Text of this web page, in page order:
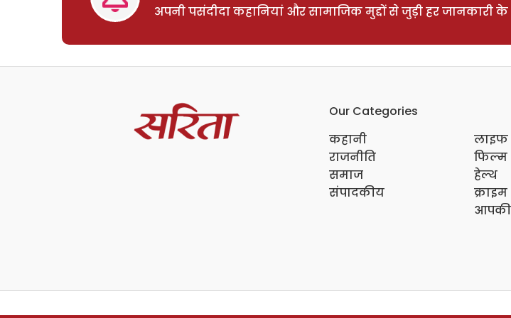
अपनी पसंदीदा कहानियां और सामाजिक मुद्दों से जुड़ी हर जानकारी
Our Categories
कहानी
राजनीति
समाज
संपादकीय
लाइफ
फिल्म
हेल्थ
क्राइम
आपकी